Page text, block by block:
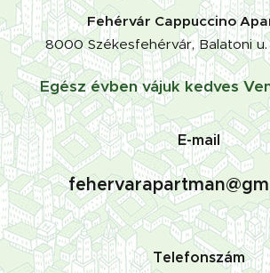
Fehérvár Cappuccino
8000 Székesfehérvár, Balatoni
Egész évben vájuk kedves
E-mail
Telefonszám